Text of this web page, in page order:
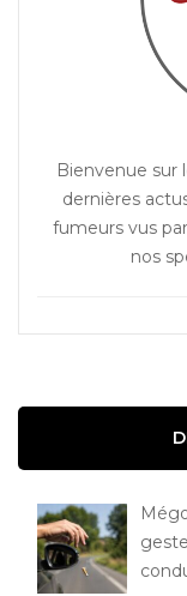
Bienvenue sur
dernières
fumeurs vus
nos